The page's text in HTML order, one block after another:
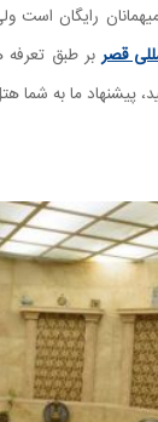
رایگان است
قصربر طبق تعرفه
پیشنهاد ما به شما